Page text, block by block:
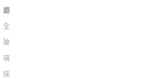
廳
全
玻
璃
採